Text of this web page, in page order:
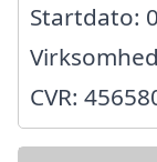
Startdato:
CVR: